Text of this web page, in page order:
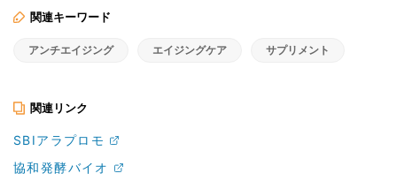
関連キーワード
アンチエイジング エイジングケア サプリメント
関連リンク
SBIアラプロモ
協和発酵バイオ